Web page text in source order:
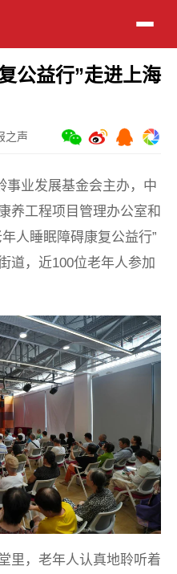
公益行”走进上海
之声
事业发展基金会主办，中
养工程项目管理办公室和
人睡眠障碍康复公益行”
道，近100位老年人参加
里，老年人认真地聆听着